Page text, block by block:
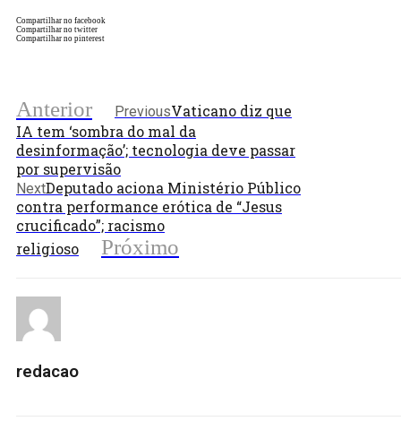
Compartilhar no facebook
Compartilhar no twitter
Compartilhar no pinterest
Anterior PreviousVaticano diz que
IA tem ‘sombra do mal da
desinformação’; tecnologia deve passar
por supervisão
NextDeputado aciona Ministério Público
contra performance erótica de “Jesus
crucificado”; racismo
religioso
Próximo
redacao